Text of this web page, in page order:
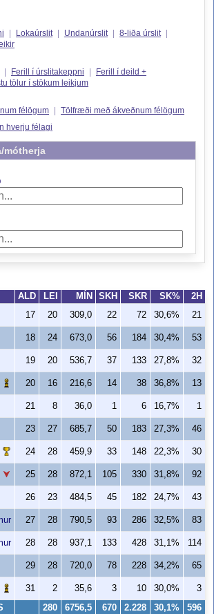
Lokaúrslit Undanúrslit 8-liða úrslit
Ferill í úrslitakeppni
Ferill í deild +
tölur í stökum leikjum
félögum
Tölfræði með ákveðnum félögum
hverju félagi
mótherja
ALD LEI MÍN SKH SKR SK%
2H
17 20 309,0 22 72 30,6%
21
18 24 673,0 56 184 30,4%
53
19 20 536,7 37 133 27,8%
32
20 16 216,6 14 38 36,8%
13
21 8 36,0 1 6 16,7%
1
23 27 685,7 50 183 27,3%
46
24 28 459,9 33 148 22,3%
30
25 28 872,1 105 330 31,8%
92
26 23 484,5 45 182 24,7%
43
27 28 790,5 93 286 32,5%
83
28 28 937,1 133 428 31,1%
114
29 28 720,0 78 228 34,2%
65
31 2 35,6 3 10 30,0% 3
280 6756,5 670 2.228 30,1% 596